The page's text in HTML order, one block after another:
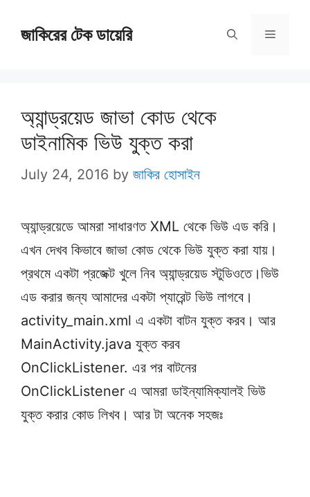
জাকিরের টেক ডায়েরি Menu
অ্যান্ড্রয়েড জাভা কোড থেকে
ডাইনামিক ভিউ যুক্ত করা
July 24, 2016 by জাকির হোসাইন
অ্যান্ড্রয়েডে আমরা সাধারণত XML থেকে ভিউ এড করি।
এখন দেখব কিভাবে জাভা কোড থেকে ভিউ যুক্ত করা যায়।
প্রথমে একটা প্রজেক্ট খুলে নিব অ্যান্ড্রয়েড স্টুডিওতে।ভিউ
এড করার জন্য আমাদের একটা প্যারেন্ট ভিউ লাগবে।
activity_main.xml এ একটা বাটন যুক্ত করব। আর
MainActivity.java যুক্ত করব
OnClickListener. এর পর বাটনের
OnClickListener এ আমরা ডাইন্যামিক্যালই ভিউ
যুক্ত করার কোড লিখব। আর টা অনেক সহজঃ